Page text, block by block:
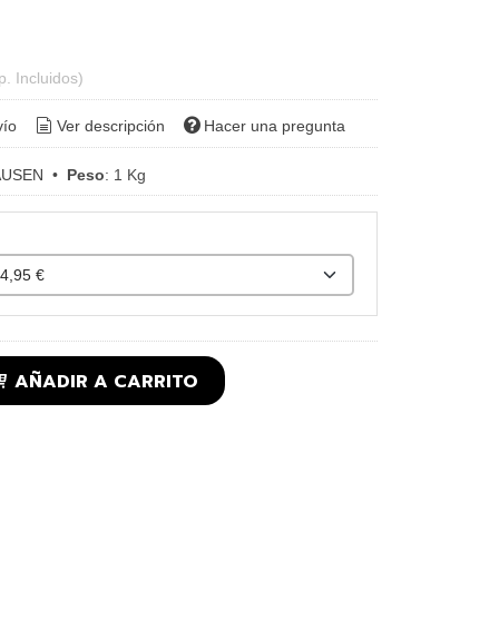
Incluidos)
Ver descripción Hacer una pregunta
• Peso: 1 Kg
AÑADIR A CARRITO